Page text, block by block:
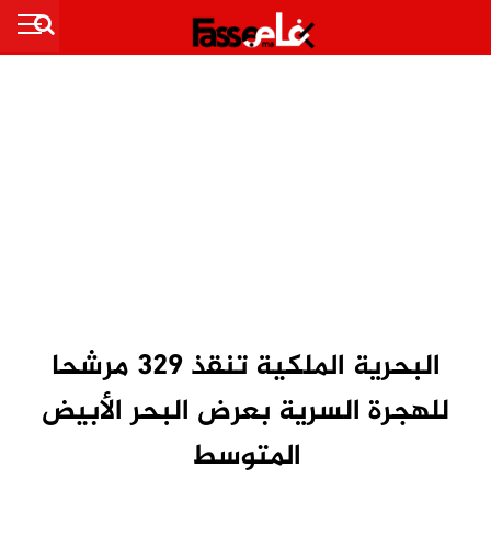
البحرية الملكية تنقذ 329 مرشحا
للهجرة السرية بعرض البحر الأبيض
المتوسط